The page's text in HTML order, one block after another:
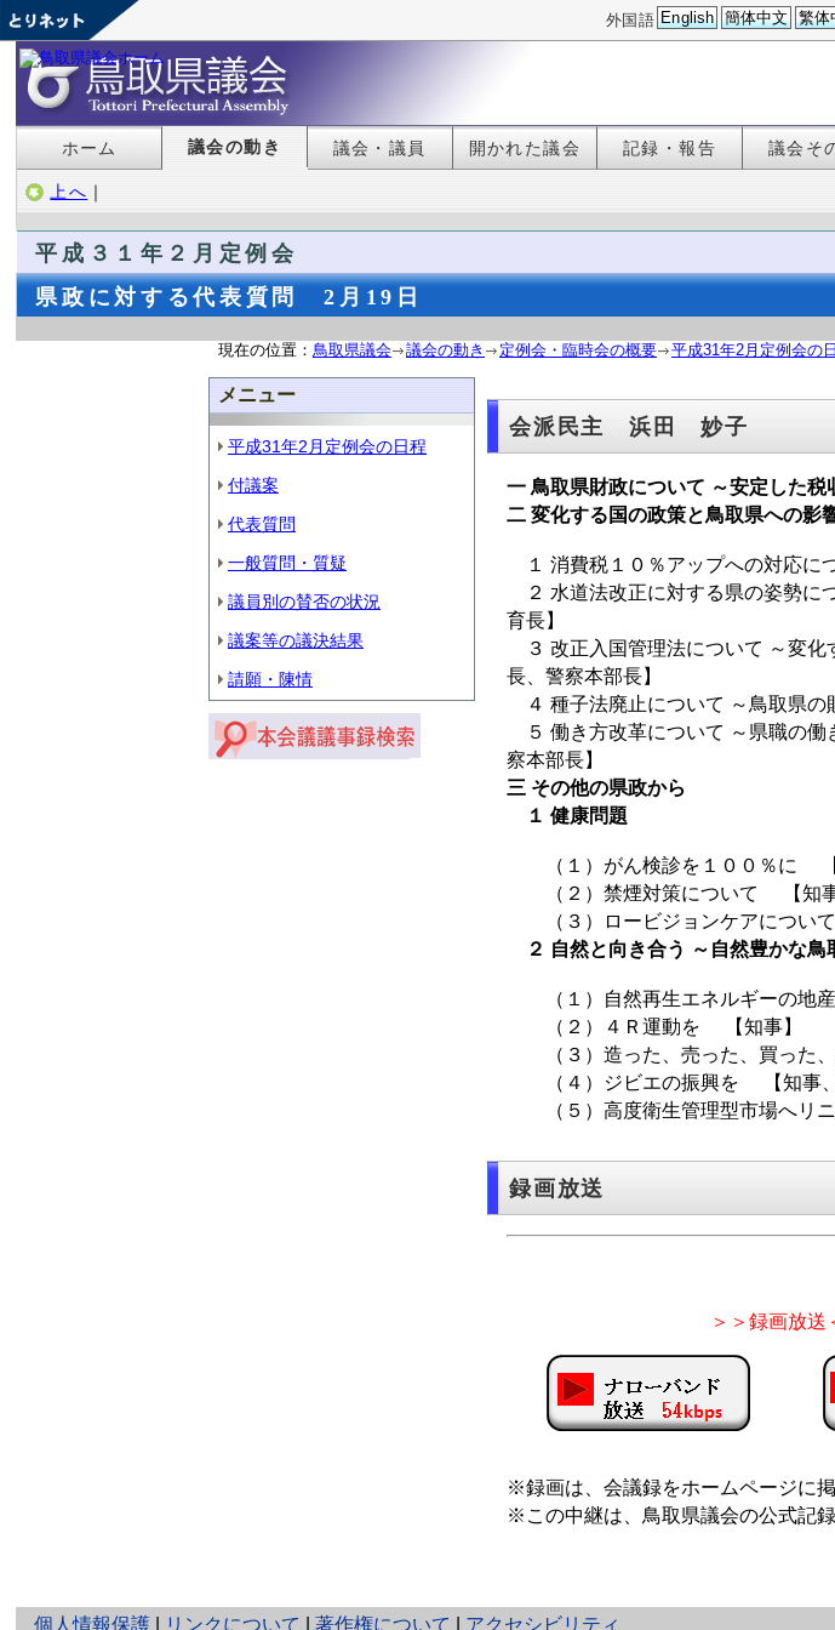
外国語 English 簡体中文 繁体
ホーム 議会の動き 議会・議員 開かれた議会 記録・報告 議会そ
上へ ｜
平成３１年２月定例会
県政に対する代表質問 2月19日
現在の位置： 鳥取県議会 議会の動き 定例会・臨時会の概要 平成31年2月定例会の
メニュー
平成31年2月定例会の日程
付議案
代表質問
一般質問・質疑
議員別の賛否の状況
議案等の議決結果
請願・陳情
会派民主 浜田 妙子
一 鳥取県財政について ～安定した
二 変化する国の政策と鳥取県への影
１ 消費税１０％アップへの対応
２ 水道法改正に対する県の姿勢に
育長】
３ 改正入国管理法について ～変
長、警察本部長】
４ 種子法廃止について ～鳥取県
５ 働き方改革について ～県職の
察本部長】
三 その他の県政から
１ 健康問題
（１）がん検診を１００％に 【
（２）禁煙対策について 【知事
（３）ロービジョンケアについて
２ 自然と向き合う ～自然豊かな鳥
（１）自然再生エネルギーの地
（２）４Ｒ運動を 【知事】
（３）造った、売った、買った
（４）ジビエの振興を 【知事、
（５）高度衛生管理型市場へリニ
録画放送
＞＞録画放送
※録画は、会議録をホームページに
※この中継は、鳥取県議会の公式記
個人情報保護 と
リンクについて |著作権について アクセシビリティ